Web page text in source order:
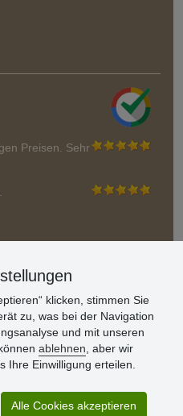
Preisen. Sehr
klicken, stimmen Sie
zu, was bei der Navigation
und mit unseren
ablehnen , aber wir
Ihre Einwilligung erteilen.
Alle Cookies akzeptieren